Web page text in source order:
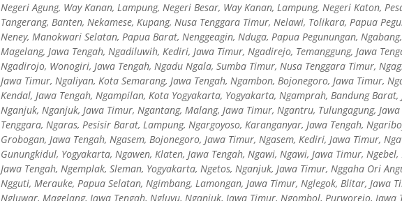
Negeri Agung, Way Kanan, Lampung, Negeri Besar, Way Kanan, Lampung, Negeri Katon,
Tangerang, Banten, Nekamese, Kupang, Nusa Tenggara Timur, Nelawi, Tolikara, Papua
Neney, Manokwari Selatan, Papua Barat, Nenggeagin, Nduga, Papua Pegunungan,
Magelang, Jawa Tengah, Ngadiluwih, Kediri, Jawa Timur, Ngadirejo, Temanggung, Jawa
Ngadirojo, Wonogiri, Jawa Tengah, Ngadu Ngala, Sumba Timur, Nusa Tenggara Timur,
Jawa Timur, Ngaliyan, Kota Semarang, Jawa Tengah, Ngambon, Bojonegoro, Jawa Timur,
Kendal, Jawa Tengah, Ngampilan, Kota Yogyakarta, Yogyakarta, Ngamprah, Bandung
Nganjuk, Nganjuk, Jawa Timur, Ngantang, Malang, Jawa Timur, Ngantru, Tulungagung,
Tenggara, Ngaras, Pesisir Barat, Lampung, Ngargoyoso, Karanganyar, Jawa Tengah,
Grobogan, Jawa Tengah, Ngasem, Bojonegoro, Jawa Timur, Ngasem, Kediri, Jawa Timur,
Gunungkidul, Yogyakarta, Ngawen, Klaten, Jawa Tengah, Ngawi, Ngawi, Jawa Timur,
Jawa Tengah, Ngemplak, Sleman, Yogyakarta, Ngetos, Nganjuk, Jawa Timur, Nggaha Ori
Ngguti, Merauke, Papua Selatan, Ngimbang, Lamongan, Jawa Timur, Nglegok, Blitar, Jawa
Ngluwar, Magelang, Jawa Tengah, Ngluyu, Nganjuk, Jawa Timur, Ngombol, Purworejo, Jawa